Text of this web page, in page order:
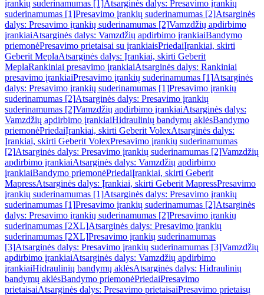
įrankių suderinamumas [1]Atsarginės dalys: Presavimo įrankių
suderinamumas [1]Presavimo įrankių suderinamumas [2]Atsarginės
dalys: Presavimo įrankių suderinamumas [2]Vamzdžių apdirbimo
įrankiaiAtsarginės dalys: Vamzdžių apdirbimo įrankiaiBandymo
priemonėPresavimo prietaisai su įrankiaisPriedaiĮrankiai, skirti
Geberit MeplaAtsarginės dalys: Įrankiai, skirti Geberit
MeplaRankiniai presavimo įrankiaiAtsarginės dalys: Rankiniai
presavimo įrankiaiPresavimo įrankių suderinamumas [1]Atsarginės
dalys: Presavimo įrankių suderinamumas [1]Presavimo įrankių
suderinamumas [2]Atsarginės dalys: Presavimo įrankių
suderinamumas [2]Vamzdžių apdirbimo įrankiaiAtsarginės dalys:
Vamzdžių apdirbimo įrankiaiHidraulinių bandymų aklėsBandymo
priemonėPriedaiĮrankiai, skirti Geberit VolexAtsarginės dalys:
Įrankiai, skirti Geberit VolexPresavimo įrankių suderinamumas
[2]Atsarginės dalys: Presavimo įrankių suderinamumas [2]Vamzdžių
apdirbimo įrankiaiAtsarginės dalys: Vamzdžių apdirbimo
įrankiaiBandymo priemonėPriedaiĮrankiai, skirti Geberit
MapressAtsarginės dalys: Įrankiai, skirti Geberit MapressPresavimo
įrankių suderinamumas [1]Atsarginės dalys: Presavimo įrankių
suderinamumas [1]Presavimo įrankių suderinamumas [2]Atsarginės
dalys: Presavimo įrankių suderinamumas [2]Presavimo įrankių
suderinamumas [2XL]Atsarginės dalys: Presavimo įrankių
suderinamumas [2XL]Presavimo įrankių suderinamumas
[3]Atsarginės dalys: Presavimo įrankių suderinamumas [3]Vamzdžių
apdirbimo įrankiaiAtsarginės dalys: Vamzdžių apdirbimo
įrankiaiHidraulinių bandymų aklėsAtsarginės dalys: Hidraulinių
bandymų aklėsBandymo priemonėPriedaiPresavimo
prietaisaiAtsarginės dalys: Presavimo prietaisaiPresavimo prietaisų